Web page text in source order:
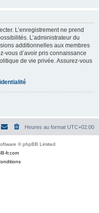
L’enregistrement ne prend
L’administrateur du
additionnelles aux membres
vous d’avoir pris connaissance
de vie privée. Assurez-vous
Heures au format UTC+02:00
© phpBB Limited
fr.com